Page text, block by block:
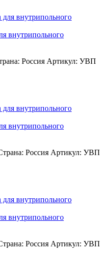
внутрипольного
Россия Артикул: УВП
внутрипольного
Россия Артикул: УВП
внутрипольного
Россия Артикул: УВП